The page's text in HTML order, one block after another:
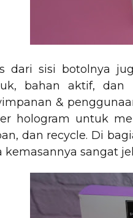
dari sisi botolnya
bahan aktif, dan
&
hologram untuk
dan recycle. Di
kemasannya sangat